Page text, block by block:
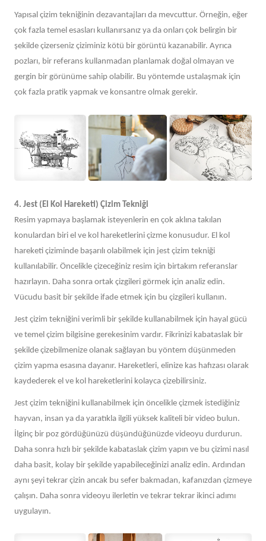
Yapısal çizim tekniğinin dezavantajları da mevcuttur. Örneğin, eğer
çok fazla temel esasları kullanırsanız ya da onları çok belirgin bir
şekilde çizerseniz çiziminiz kötü bir görüntü kazanabilir. Ayrıca
pozları, bir referans kullanmadan planlamak doğal olmayan ve
gergin bir görünüme sahip olabilir. Bu yöntemde ustalaşmak için
çok fazla pratik yapmak ve konsantre olmak gerekir.
4. Jest (El Kol Hareketi) Çizim Tekniği
Resim yapmaya başlamak isteyenlerin en çok aklına takılan
konulardan biri el ve kol hareketlerini çizme konusudur. El kol
hareketi çiziminde başarılı olabilmek için jest çizim tekniği
kullanılabilir. Öncelikle çizeceğiniz resim için birtakım referanslar
hazırlayın. Daha sonra ortak çizgileri görmek için analiz edin.
Vücudu basit bir şekilde ifade etmek için bu çizgileri kullanın.
Jest çizim tekniğini verimli bir şekilde kullanabilmek için hayal gücü
ve temel çizim bilgisine gerekesinim vardır. Fikrinizi kabataslak bir
şekilde çizebilmenize olanak sağlayan bu yöntem düşünmeden
çizim yapma esasına dayanır. Hareketleri, elinize kas hafızası olarak
kaydederek el ve kol hareketlerini kolayca çizebilirsiniz.
Jest çizim tekniğini kullanabilmek için öncelikle çizmek istediğiniz
hayvan, insan ya da yaratıkla ilgili yüksek kaliteli bir video bulun.
İlginç bir poz gördüğünüzü düşündüğünüzde videoyu durdurun.
Daha sonra hızlı bir şekilde kabataslak çizim yapın ve bu çizimi nasıl
daha basit, kolay bir şekilde yapabileceğinizi analiz edin. Ardından
aynı şeyi tekrar çizin ancak bu sefer bakmadan, kafanızdan çizmeye
çalışın. Daha sonra videoyu ilerletin ve tekrar tekrar ikinci adımı
uygulayın.